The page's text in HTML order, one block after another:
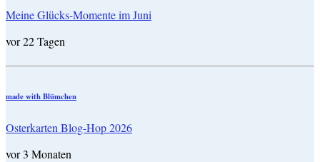
Meine Glücks-Momente im Juni
vor 22 Tagen
made with Blümchen
Osterkarten Blog-Hop 2026
vor 3 Monaten